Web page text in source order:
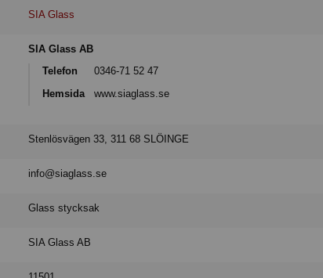
SIA Glass
SIA Glass AB
Telefon
0346-71 52 47
Hemsida
www.siaglass.se
Stenlösvägen 33, 311 68 SLÖINGE
info@siaglass.se
Glass stycksak
SIA Glass AB